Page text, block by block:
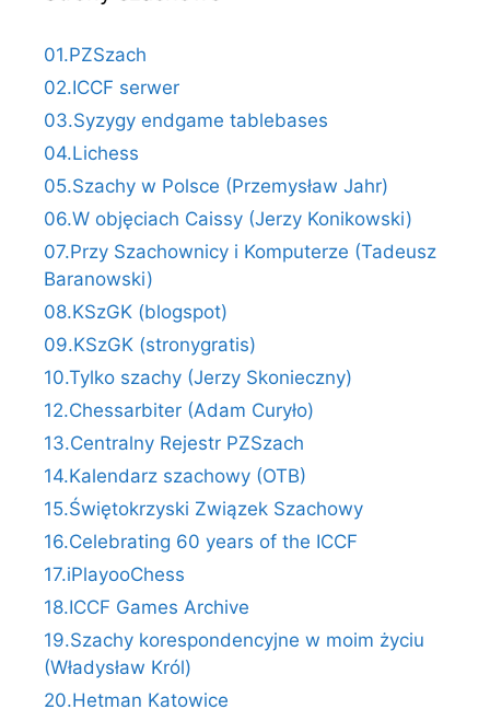
01.PZSzach
02.ICCF serwer
03.Syzygy endgame tablebases
04.Lichess
05.Szachy w Polsce (Przemysław Jahr)
06.W objęciach Caissy (Jerzy Konikowski)
07.Przy Szachownicy i Komputerze (Tadeusz
Baranowski)
08.KSzGK (blogspot)
09.KSzGK (stronygratis)
10.Tylko szachy (Jerzy Skonieczny)
12.Chessarbiter (Adam Curyło)
13.Centralny Rejestr PZSzach
14.Kalendarz szachowy (OTB)
15.Świętokrzyski Związek Szachowy
16.Celebrating 60 years of the ICCF
17.iPlayooChess
18.ICCF Games Archive
19.Szachy korespondencyjne w moim życiu
(Władysław Król)
20.Hetman Katowice